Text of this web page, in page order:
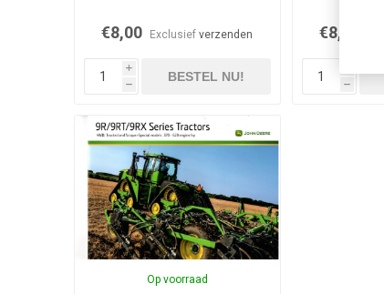
€8,00 Exclusiefverzenden
i
h
BESTEL NU!
€8,00
h
Op voorraad